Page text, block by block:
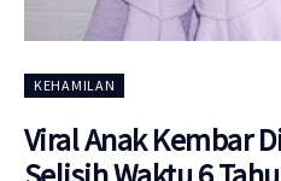
Berita
Layanan
KEHAMILAN
Viral Anak Kembar